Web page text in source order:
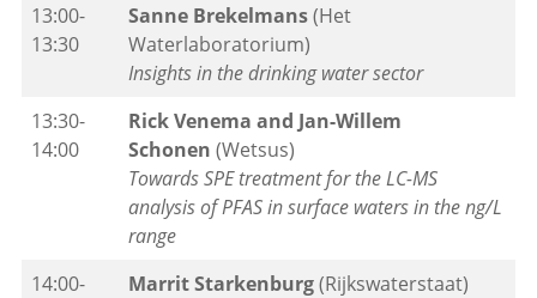
13:00-
13:30
Sanne Brekelmans(Het
Waterlaboratorium)
Insights in the drinking water sector
13:30-
14:00
Rick Venema and Jan-Willem
Schonen (Wetsus)
Towards SPE treatment for the LC-MS
analysis of PFAS in surface waters in the ng/L
range
14:00-
Marrit Starkenburg(Rijkswaterstaat)